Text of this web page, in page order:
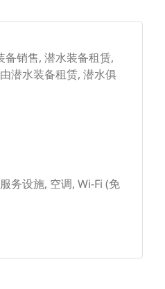
备销售, 潜水装备租赁,
潜水装备租赁, 潜水俱
务设施, 空调, Wi-Fi (免